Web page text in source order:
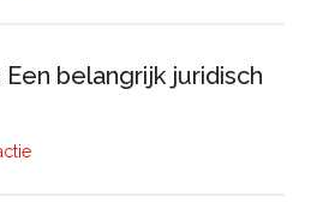
belangrijk juridisch